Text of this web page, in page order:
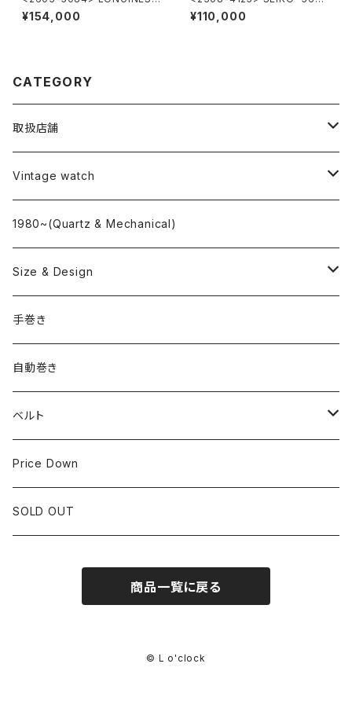
lagShip Cal.345
¥154,000
S" KING SEIKO
¥110,000
CATEGORY
取扱店舗
L o'clock
"delve"
Vintage watch
海外ブランド
OMEGA
ROLEX
国産ブランド
SEIKO
CITIZEN
1980~(Quartz & Mechanical)
Size & Design
~24.9mm
25mm~29.9mm
30mm~34.9mm
35mm~39.9mm
40mm~
手巻き
自動巻き
ベルト
HIRSCHベルト
SSブレスレット
Price Down
SOLD OUT
商品一覧に戻る
© L o'clock